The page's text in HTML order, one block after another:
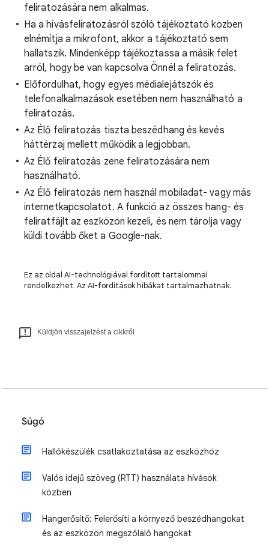
feliratozására nem alkalmas.
Ha a hívásfeliratozásról szóló tájékoztató közben
elnémítja a mikrofont, akkor a tájékoztató sem
hallatszik. Mindenképp tájékoztassa a másik felet
arról, hogy be van kapcsolva Önnél a feliratozás.
Előfordulhat, hogy egyes médialejátszók és
telefonalkalmazások esetében nem használható a
feliratozás.
Az Élő feliratozás tiszta beszédhang és kevés
háttérzaj mellett működik a legjobban.
Az Élő feliratozás zene feliratozására nem
használható.
Az Élő feliratozás nem használ mobiladat- vagy más
internetkapcsolatot. A funkció az összes hang- és
feliratfájlt az eszközön kezeli, és nem tárolja vagy
küldi tovább őket a Google-nak.
Ez az oldal AI-technológiával fordított tartalommal
rendelkezhet. Az AI-fordítások hibákat tartalmazhatnak.
Küldjön visszajelzést a cikkről
Súgó
Hallókészülék csatlakoztatása az eszközhöz
Valós idejű szöveg (RTT) használata hívások
közben
Hangerősítő: Felerősíti a környező beszédhangokat
és az eszközön megszólaló hangokat